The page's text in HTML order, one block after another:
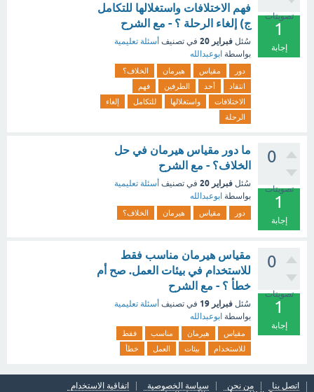
تصويتات
1
إجابة
فهم الاختلافات واستغلالها للتكامل
ج) إلغاء الرحلة ؟ - مع الشرح
سُئل فبراير 20 في تصنيف أسئلة تعليمية
بواسطة ابوعبدالله
دور مقياس هيرمان
الخلاف؟
انتقاد
أحد الطرفين
فهم
الاختلافات
واستغلالها للتكامل
إلغاء
الرحلة
0
تصويتات
1
إجابة
ما دور مقياس هيرمان في حل
الخلاف؟ - مع الشرح
سُئل فبراير 20 في تصنيف أسئلة تعليمية
بواسطة ابوعبدالله
دور مقياس هيرمان الخلاف؟
0
تصويتات
1
إجابة
مقياس هيرمان مناسب فقط
للاستخدام في بيئات العمل. صح أم
خطأ ؟ - مع الشرح
سُئل فبراير 19 في تصنيف أسئلة تعليمية
بواسطة ابوعبدالله
مقياس هيرمان مناسب
فقط
للاستخدام
بيئات العمل خطأ
اتصل بنا من نحن سياسة الخصوصية
اتفاقية الاستخدام